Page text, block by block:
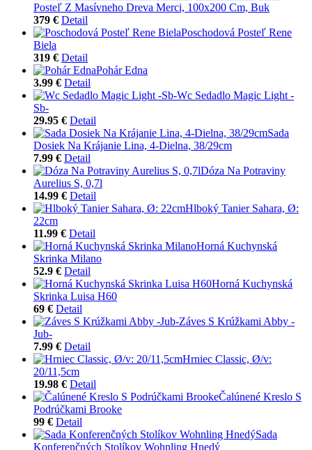
Posteľ Z Masívneho Dreva Merci, 100x200 Cm, Buk
379 € Detail
Poschodová Posteľ Rene
Biela
319 € Detail
Pohár Edna
3.99 € Detail
Wc Sedadlo Magic Light -
Sb-
29.95 € Detail
Sada
Dosiek Na Krájanie Lina, 4-Dielna, 38/29cm
7.99 € Detail
Dóza Na Potraviny
Aurelius S, 0,7l
14.99 € Detail
Hlboký Tanier Sahara, Ø:
22cm
11.99 € Detail
Horná Kuchynská
Skrinka Milano
52.9 € Detail
Horná Kuchynská
Skrinka Luisa H60
69 € Detail
Záves S Krúžkami Abby -
Jub-
7.99 € Detail
Hrniec Classic, Ø/v:
20/11,5cm
19.98 € Detail
Čalúnené Kreslo S
Podrúčkami Brooke
99 € Detail
Sada
Konferenčných Stolíkov Wohnling Hnedý